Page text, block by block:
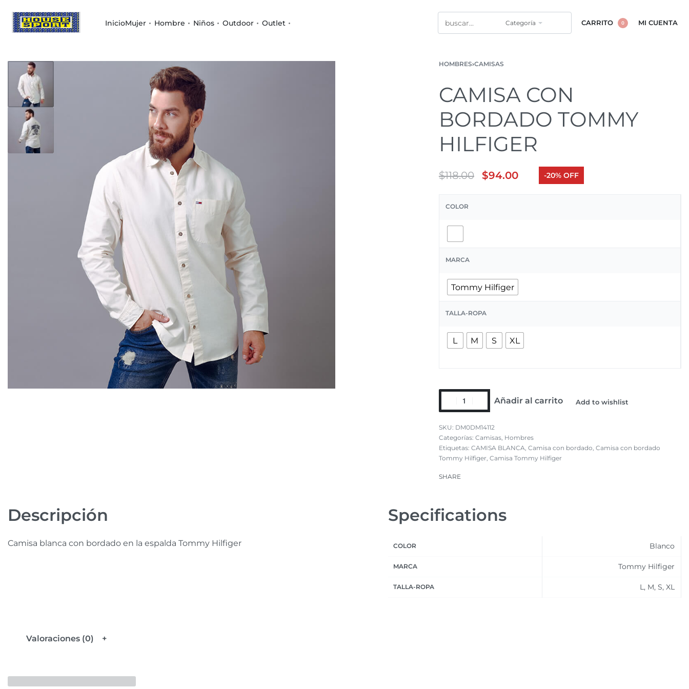
InicioMujer Hombre Niños Outdoor Outlet Categoría CARRITO 0 MI CUENTA
HOMBRES›CAMISAS
CAMISA CON
BORDADO TOMMY
HILFIGER
$118.00 $94.00 -20% OFF
COLOR
MARCA
Tommy Hilfiger
TALLA-ROPA
L M S XL
Añadir al carrito Add to wishlist
DM0DM14112
Categorías: Camisas, Hombres
Etiquetas: CAMISA BLANCA, Camisa con bordado, Camisa con bordado
Tommy Hilfiger, Camisa Tommy Hilfiger
SHARE
Descripción
Camisa blanca con bordado en la espalda Tommy Hilfiger
Specifications
COLOR Blanco
MARCA Tommy Hilfiger
TALLA-ROPA L, M, S, XL
Valoraciones (0)